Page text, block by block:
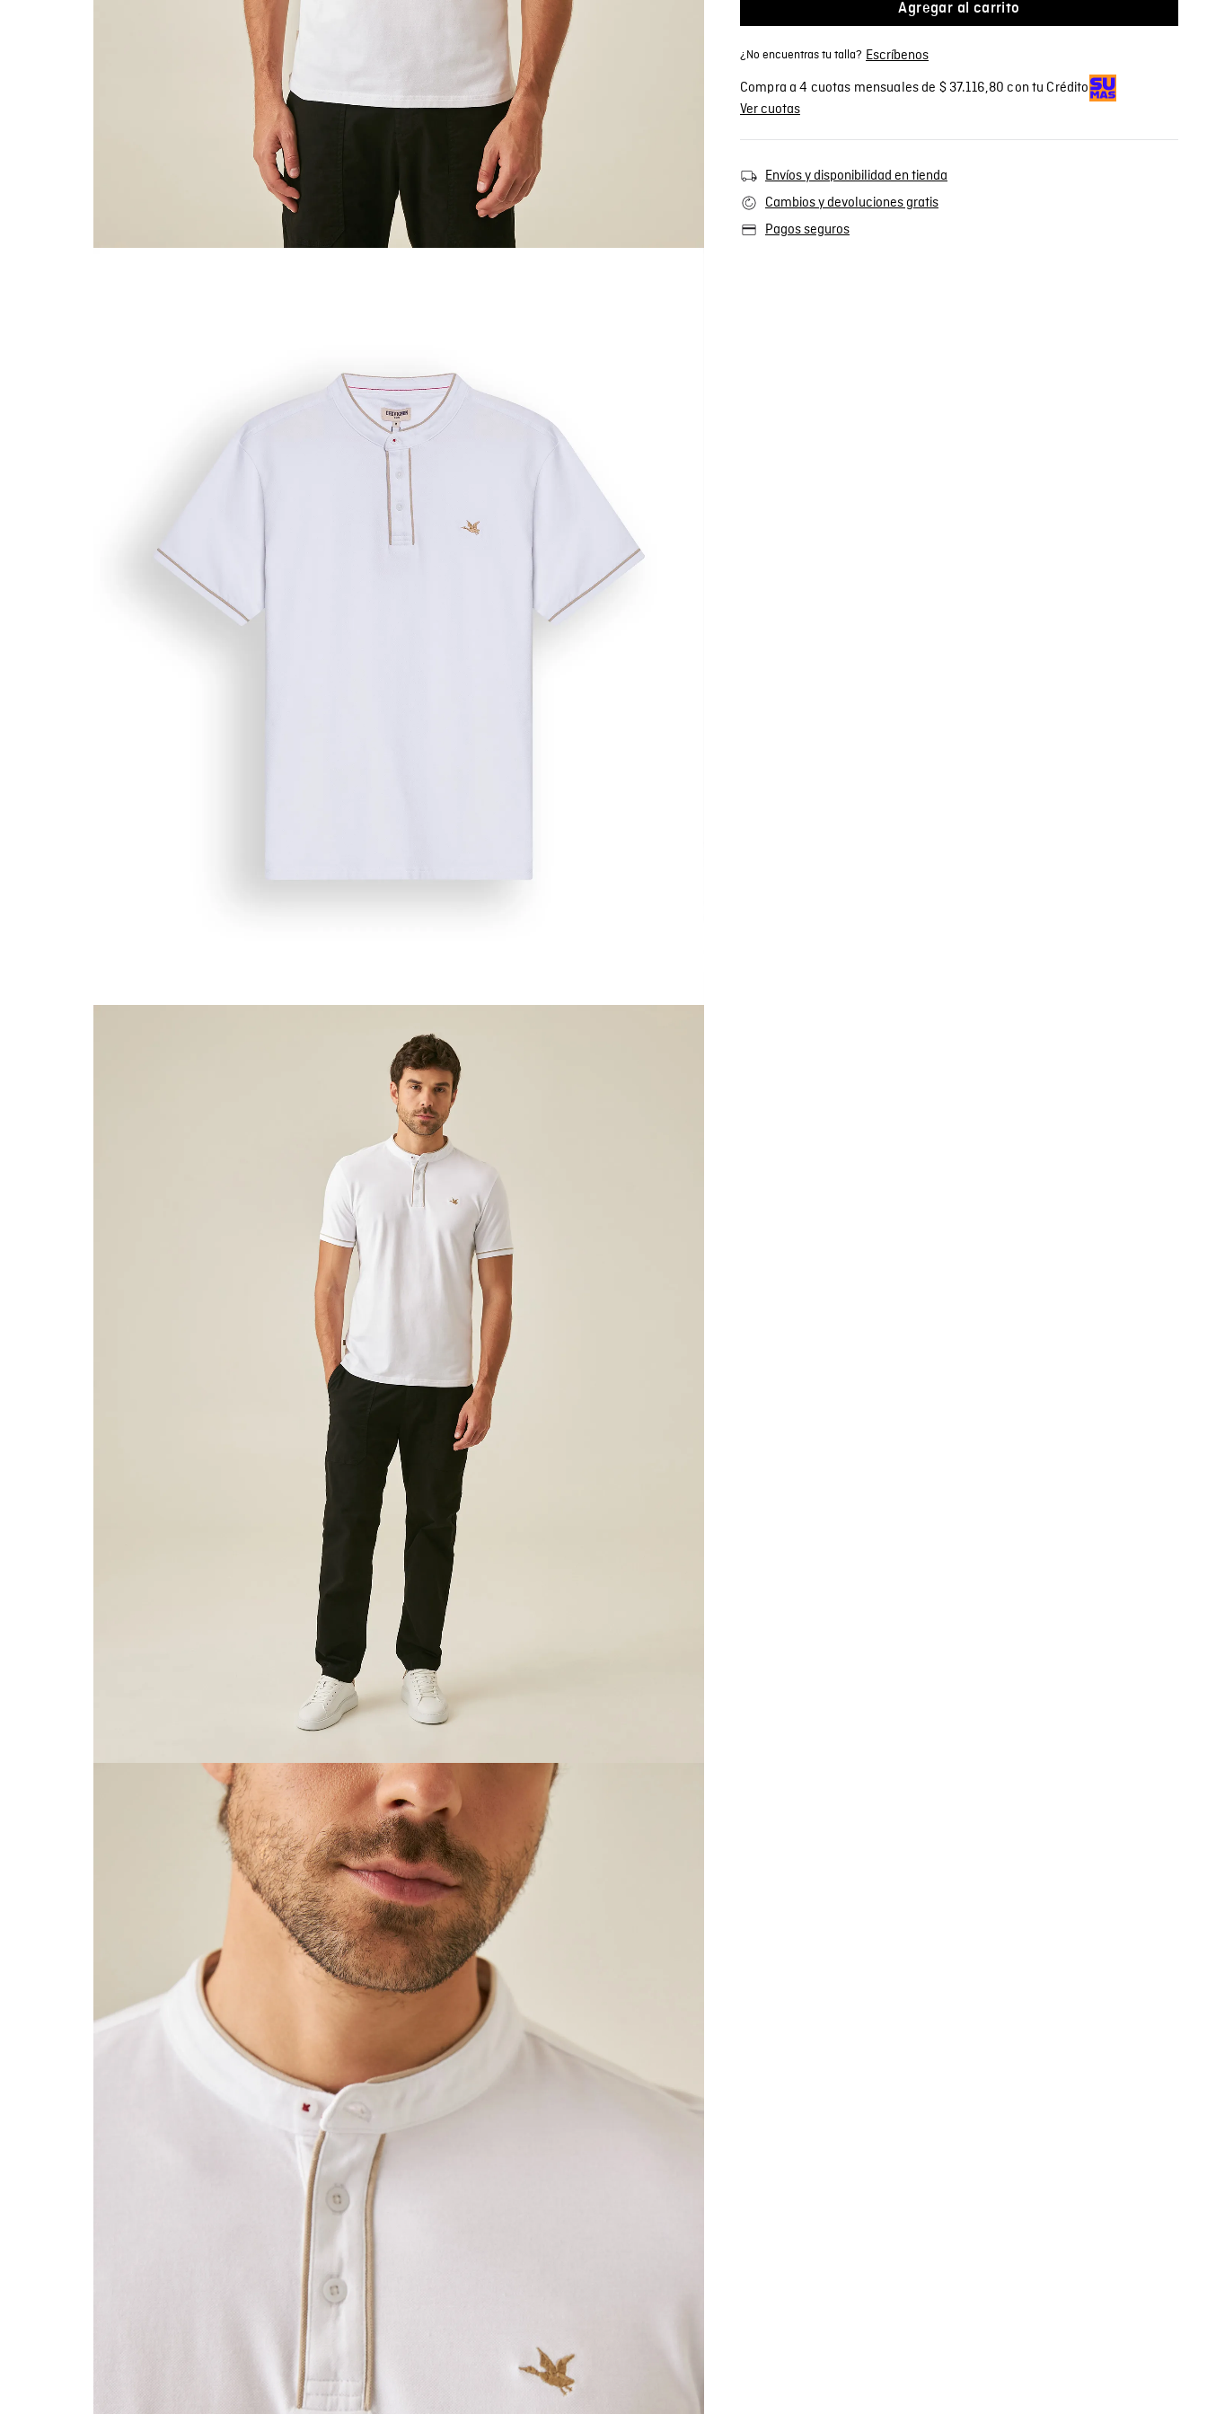
Agregar al carrito
¿No encuentras tu talla? Escríbenos
Compra a 4 cuotas mensuales de $ 37.116,80 con tu Crédito
Ver cuotas
Envíos y disponibilidad en tienda
Cambios y devoluciones gratis
Pagos seguros